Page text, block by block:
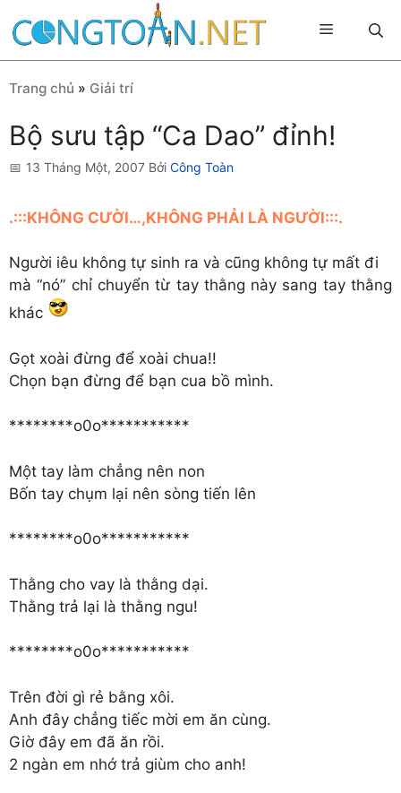
đến
Menu
Trang chủ » Giải trí
Bộ sưu tập “Ca Dao” đỉnh!
13 Tháng Một, 2007 Bởi Công Toàn
.:::KHÔNG CƯỜI…,KHÔNG PHẢI LÀ NGƯỜI:::.
Người iêu không tự sinh ra và cũng không tự mất đi
mà “nó” chỉ chuyển từ tay thằng này sang tay thằng
khác
Gọt xoài đừng để xoài chua!!
Chọn bạn đừng để bạn cua bồ mình.
********o0o***********
Một tay làm chẳng nên non
Bốn tay chụm lại nên sòng tiến lên
********o0o***********
Thằng cho vay là thằng dại.
Thằng trả lại là thằng ngu!
********o0o***********
Trên đời gì rẻ bằng xôi.
Anh đây chẳng tiếc mời em ăn cùng.
Giờ đây em đã ăn rồi.
2 ngàn em nhớ trả giùm cho anh!